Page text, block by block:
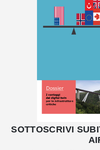
SOTTOSCRIVI